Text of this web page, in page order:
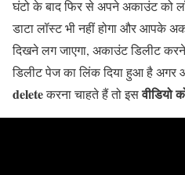
घंटो के बाद फिर से अपने अकाउंट को
डाटा लॉस्ट भी नहीं होगा और आपके
दिखने लग जाएगा, अकाउंट डिलीट
डिलीट पेज का लिंक दिया हुआ है अगर
deleteकरना चाहते हैं तो इसवीडियो